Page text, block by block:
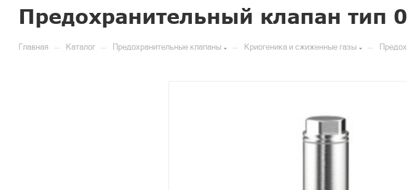
Предохранительный клапан тип
Главная — Каталог — Предохранительные клапаны — Криогеника и сжиженные газы —